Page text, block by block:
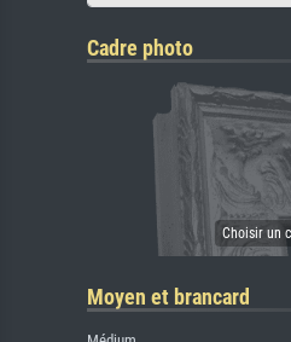
Cadre photo
Moyen et brancard